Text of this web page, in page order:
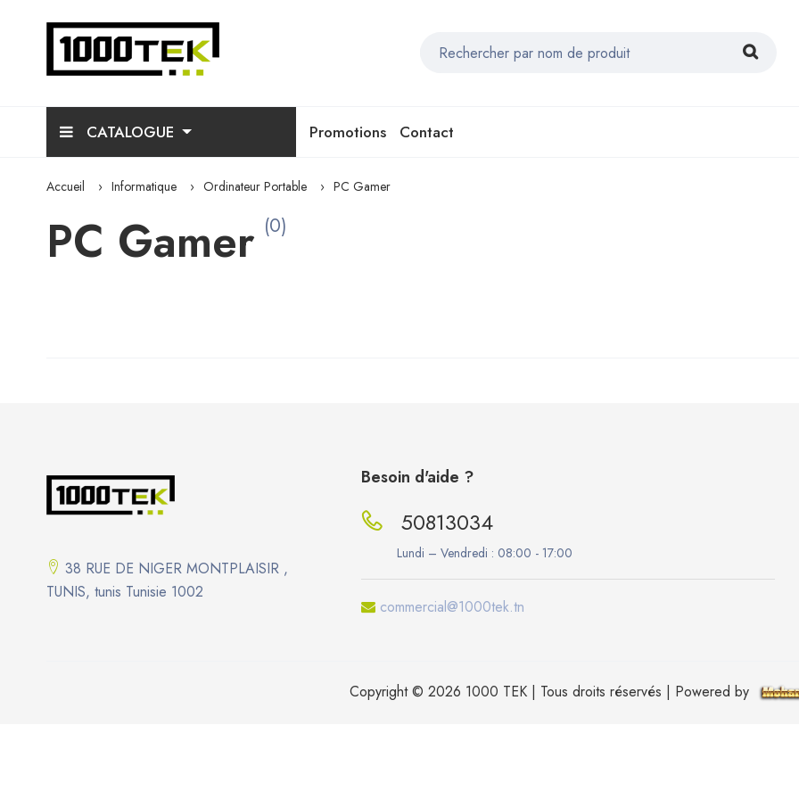
CATALOGUE Promotions Contact
Accueil Informatique Ordinateur Portable PC Gamer
PC Gamer (0)
38 RUE DE NIGER MONTPLAISIR ,
TUNIS, tunis Tunisie 1002
Besoin d'aide ?
50813034
Lundi – Vendredi : 08:00 - 17:00
commercial@1000tek.tn
Copyright © 2026 1000 TEK | Tous droits réservés | Powered by